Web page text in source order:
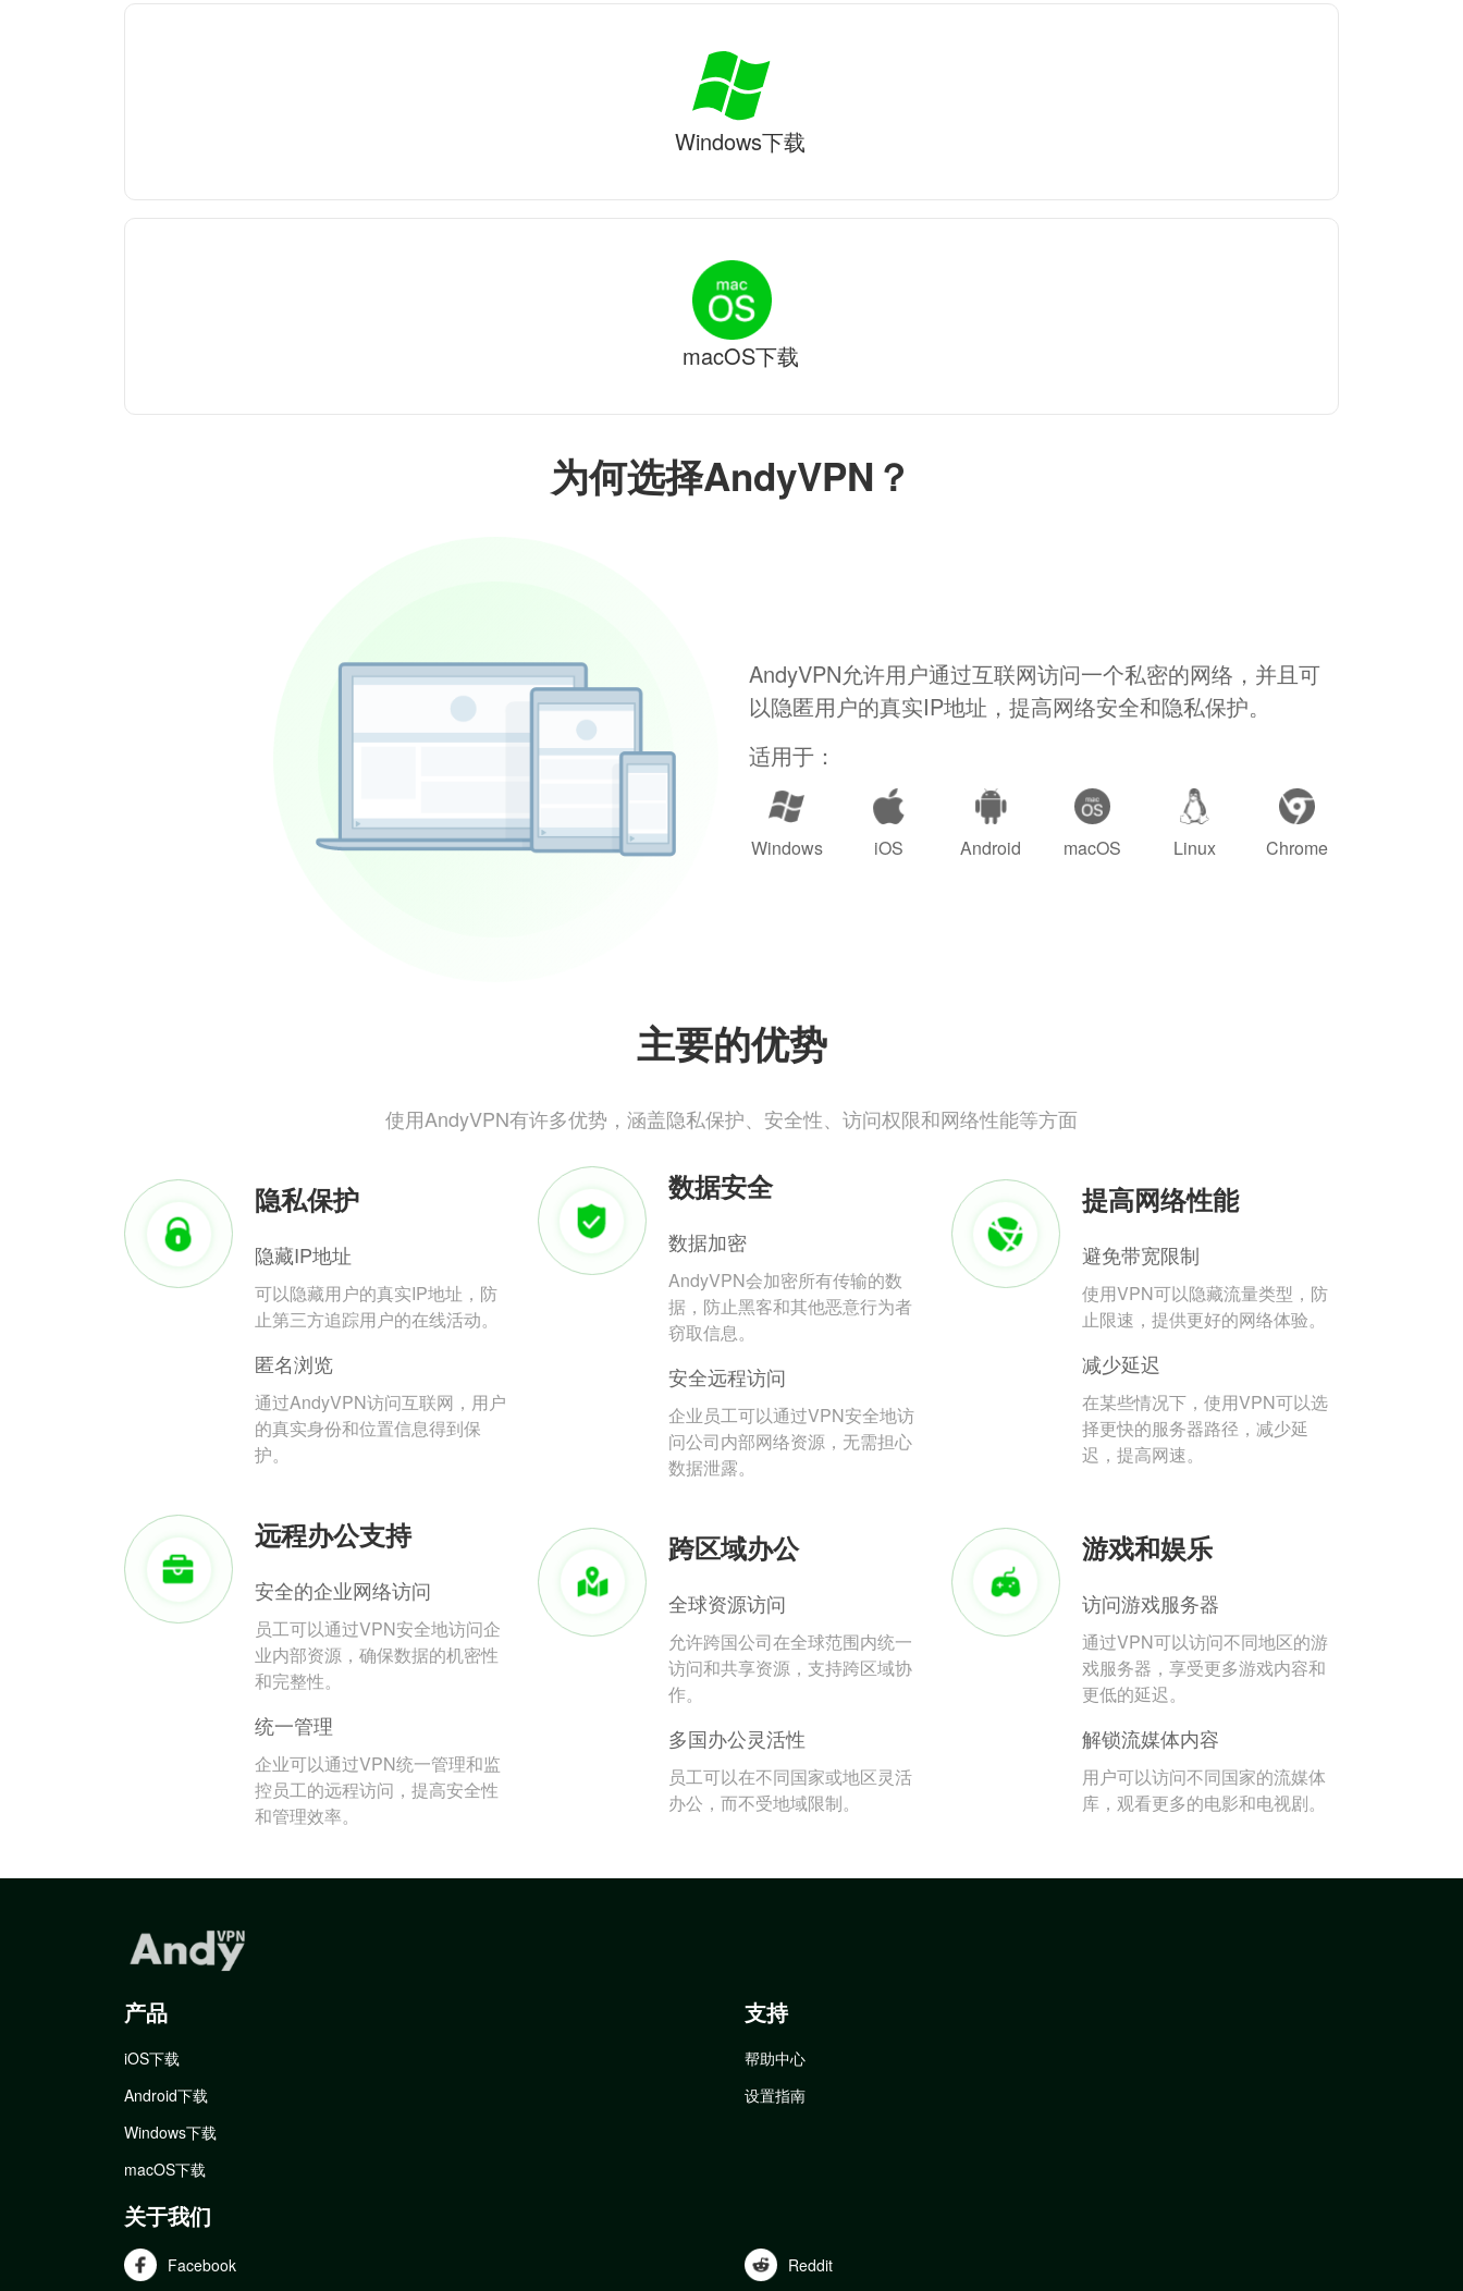
为何选择AndyVPN？
AndyVPN允许用户通过互联网访问一个私密的网络，并且可
以隐匿用户的真实IP地址，提高网络安全和隐私保护。
适用于：
Windows iOS Android macOS Linux Chrome
主要的优势
使用AndyVPN有许多优势，涵盖隐私保护、安全性、访问权限和网络性能等方面
隐私保护
隐藏IP地址
可以隐藏用户的真实IP地址，防
止第三方追踪用户的在线活动。
匿名浏览
通过AndyVPN访问互联网，用户
的真实身份和位置信息得到保
护。
数据安全
数据加密
AndyVPN会加密所有传输的数
据，防止黑客和其他恶意行为者
窃取信息。
安全远程访问
企业员工可以通过VPN安全地访
问公司内部网络资源，无需担心
数据泄露。
提高网络性能
避免带宽限制
使用VPN可以隐藏流量类型，防
止限速，提供更好的网络体验。
减少延迟
在某些情况下，使用VPN可以选
择更快的服务器路径，减少延
迟，提高网速。
远程办公支持
安全的企业网络访问
员工可以通过VPN安全地访问企
业内部资源，确保数据的机密性
和完整性。
统一管理
企业可以通过VPN统一管理和监
控员工的远程访问，提高安全性
和管理效率。
跨区域办公
全球资源访问
允许跨国公司在全球范围内统一
访问和共享资源，支持跨区域协
作。
多国办公灵活性
员工可以在不同国家或地区灵活
办公，而不受地域限制。
游戏和娱乐
访问游戏服务器
通过VPN可以访问不同地区的游
戏服务器，享受更多游戏内容和
更低的延迟。
解锁流媒体内容
用户可以访问不同国家的流媒体
库，观看更多的电影和电视剧。
Windows下载
macOS下载
产品
iOS下载
Android下载
Windows下载
macOS下载
支持
帮助中心
设置指南
关于我们
Facebook Reddit